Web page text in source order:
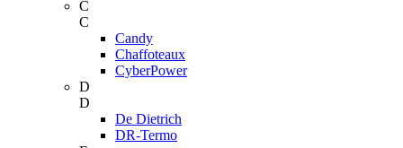
C
C
Candy
Chaffoteaux
CyberPower
D
D
De Dietrich
DR-Termo